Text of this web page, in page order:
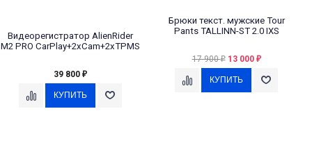
Видеорегистратор AlienRider
M2 PRO CarPlay+2xCam+2xTPMS
39 800 ₽
Брюки текст. мужские Tour
Pants TALLINN-ST 2.0 IXS
17 900₽ 13 000 ₽